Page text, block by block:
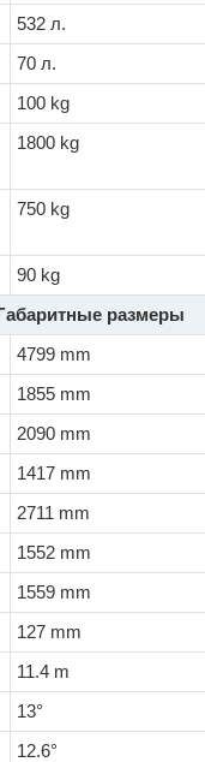
532 л.
70 л.
100 kg
1800 kg
750 kg
90 kg
размеры
4799 mm
1855 mm
2090 mm
1417 mm
2711 mm
1552 mm
1559 mm
127 mm
11.4 m
13°
12.6°